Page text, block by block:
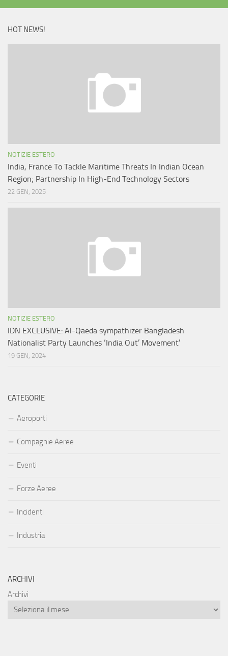
HOT NEWS!
NOTIZIE ESTERO
India, France To Tackle Maritime Threats In Indian Ocean
Region; Partnership In High-End Technology Sectors
22 GEN, 2025
NOTIZIE ESTERO
IDN EXCLUSIVE: Al-Qaeda sympathizer Bangladesh
Nationalist Party Launches ‘India Out’ Movement’
19 GEN, 2024
CATEGORIE
Aeroporti
Compagnie Aeree
Eventi
Forze Aeree
Incidenti
Industria
ARCHIVI
Archivi